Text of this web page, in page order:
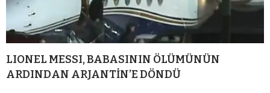
LIONEL MESSI, BABASININ ÖLÜMÜNÜN
ARDINDAN ARJANTİN’E DÖNDÜ